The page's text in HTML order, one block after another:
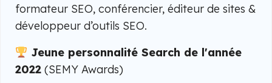
formateur SEO, conférencier, éditeur de sites &
développeur d’outils SEO.
Jeune personnalité Search de l'année
2022 (SEMY Awards)